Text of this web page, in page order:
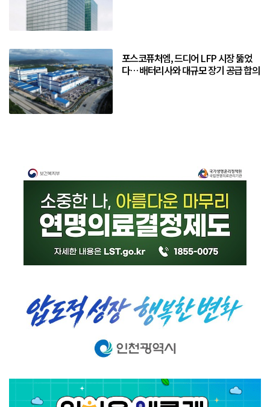
포스코퓨처엠, 드디어 LFP 시장 뚫었
다… 배터리사와 대규모 장기 공급 합의